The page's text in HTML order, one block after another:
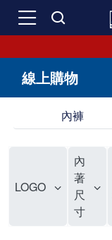
線上購物
內褲
LOGO
內
著
尺
寸